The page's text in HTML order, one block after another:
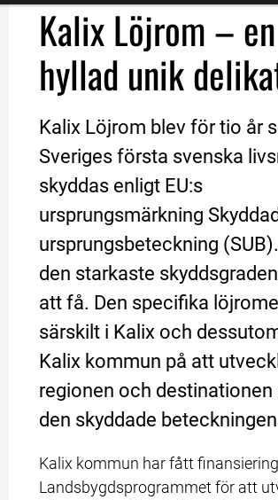
Kalix Löjrom – en
hyllad unik
Kalix Löjrom blev för tio år
Sveriges första svenska
skyddas enligt EU:s
ursprungsmärkning
ursprungsbeteckning
den starkaste
att få. Den specifika
särskilt i Kalix och
Kalix kommun på att
regionen och destinationen
den skyddade
Kalix kommun har fått
Landsbygdsprogrammet för att